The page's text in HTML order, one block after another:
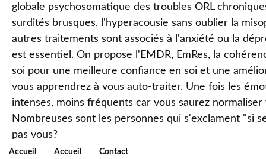
globale psychosomatique des troubles ORL
surdités brusques, l'hyperacousie sans oublier la
autres traitements sont associés à l'anxiété ou la
est essentiel. On propose l'EMDR, EmRes, la
soi pour une meilleure confiance en soi et une
vous apprendrez à vous auto-traiter. Une fois les
intenses, moins fréquents car vous saurez
Nombreuses sont les personnes qui s'exclament "si
pas vous?
Accueil Accueil Contact